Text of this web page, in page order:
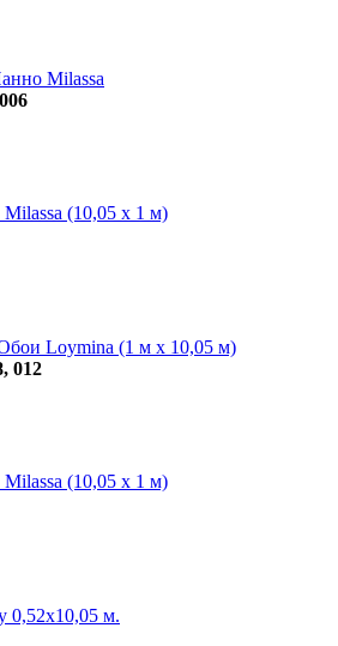
Milassa
(10,05 х 1 м)
Loymina (1 м х 10,05 м)
012
(10,05 х 1 м)
0,52x10,05 м.